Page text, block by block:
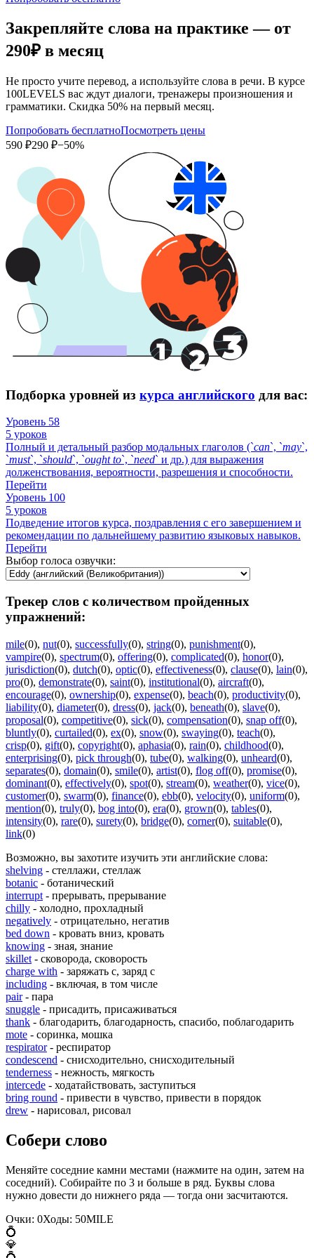
Закрепляйте слова на практике — от
290₽ в месяц
Не просто учите перевод, а используйте слова в речи. В курсе
100LEVELS вас ждут диалоги, тренажеры произношения и
грамматики. Скидка 50% на первый месяц.
Попробовать бесплатноПосмотреть цены
590 ₽290 ₽−50%
Подборка уровней из курса английского для вас:
Уровень 58
5 уроков
Полный и детальный разбор модальных глаголов (`can`, `may`,
`must`, `should`, `ought to`, `need` и др.) для выражения
долженствования, вероятности, разрешения и способности.
Перейти
Уровень 100
5 уроков
Подведение итогов курса, поздравления с его завершением и
рекомендации по дальнейшему развитию языковых навыков.
Перейти
Выбор голоса озвучки:
Трекер слов с количеством пройденных
упражнений:
mile(0), nut(0), successfully(0), string(0), punishment(0),
vampire(0), spectrum(0), offering(0), complicated(0), honor(0),
jurisdiction(0), dutch(0), optic(0), effectiveness(0), clause(0), lain(0),
pro(0), demonstrate(0), saint(0), institutional(0), aircraft(0),
encourage(0), ownership(0), expense(0), beach(0), productivity(0),
liability(0), diameter(0), dress(0), jack(0), beneath(0), slave(0),
proposal(0), competitive(0), sick(0), compensation(0), snap off(0),
bluntly(0), curtailed(0), ex(0), snow(0), swaying(0), teach(0),
crisp(0), gift(0), copyright(0), aphasia(0), rain(0), childhood(0),
enterprising(0), pick through(0), tube(0), walking(0), unheard(0),
separates(0), domain(0), smile(0), artist(0), flog off(0), promise(0),
dominant(0), effectively(0), spot(0), stream(0), weather(0), vice(0),
customer(0), swarm(0), finance(0), ebb(0), velocity(0), uniform(0),
mention(0), truly(0), bog into(0), era(0), grown(0), tables(0),
intensity(0), rare(0), surety(0), bridge(0), corner(0), suitable(0),
link(0)
Возможно, вы захотите изучить эти английские слова:
shelving - стеллажи, стеллаж
botanic - ботанический
interrupt - прерывать, прерывание
chilly - холодно, прохладный
negatively - отрицательно, негатив
bed down - кровать вниз, кровать
knowing - зная, знание
skillet - сковорода, сковорость
charge with - заряжать с, заряд с
including - включая, в том числе
pair- пара
snuggle - присадить, присаживаться
thank - благодарить, благодарность, спасибо, поблагодарить
mote - соринка, мошка
respirator- респиратор
condescend - снисходительно, снисходительный
tenderness - нежность, мягкость
intercede - ходатайствовать, заступиться
bring round - привести в чувство, привести в порядок
drew - нарисовал, рисовал
Собери слово
Меняйте соседние камни местами (нажмите на один, затем на
соседний). Собирайте по 3 и больше в ряд. Буквы слова
нужно довести до нижнего ряда — тогда они засчитаются.
Очки: 0Ходы: 50MILE
💍
💎